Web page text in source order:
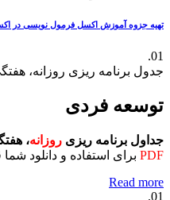
تهیه جزوه آموزش اکسل فرمول نویسی در
01.
جدول برنامه ریزی روزانه،
توسعه فردی
جداول برنامه ریزی روزانه،
PDF برای استفاده و دانلود شما
Read more
01.